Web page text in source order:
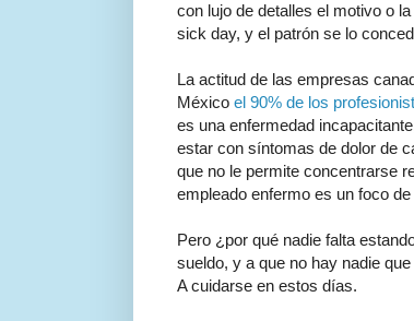
con lujo de detalles el motivo o
sick day, y el patrón se lo
La actitud de las empresas
México el 90% de los
es una enfermedad
estar con síntomas de dolor de
que no le permite concentrarse
empleado enfermo es un foco
Pero ¿por qué nadie falta
sueldo, y a que no hay nadie
A cuidarse en estos días.